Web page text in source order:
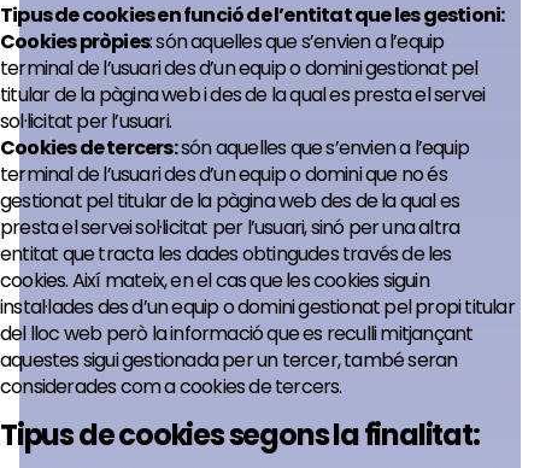
Tipus de cookies en funció de l’entitat que les gestioni:
Cookies pròpies: són aquelles que s’envien a l’equip
terminal de l’usuari des d’un equip o domini gestionat pel
titular de la pàgina web i des de la qual es presta el servei
sol·licitat per l’usuari.
Cookies de tercers:són aquelles que s’envien a l’equip
terminal de l’usuari des d’un equip o domini que no és
gestionat pel titular de la pàgina web des de la qual es
presta el servei sol·licitat per l’usuari, sinó per una altra
entitat que tracta les dades obtingudes través de les
cookies. Així mateix, en el cas que les cookies siguin
instal·lades des d’un equip o domini gestionat pel propi titular
del lloc web però la informació que es reculli mitjançant
aquestes sigui gestionada per un tercer, també seran
considerades com a cookies de tercers.
Tipus de cookies segons la finalitat: